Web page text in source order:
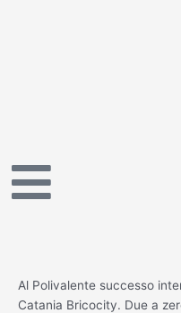
Al Polivalente successo
Catania Bricocity. Due a